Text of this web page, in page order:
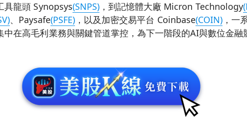
具龍頭 Synopsys(SNPS)，到記憶體大廠 Micron Technology
、Paysafe(PSFE) ，以及加密交易平台 Coinbase(COIN) ，一
中在高毛利業務與關鍵管道掌控，為下一階段的AI與數位金融